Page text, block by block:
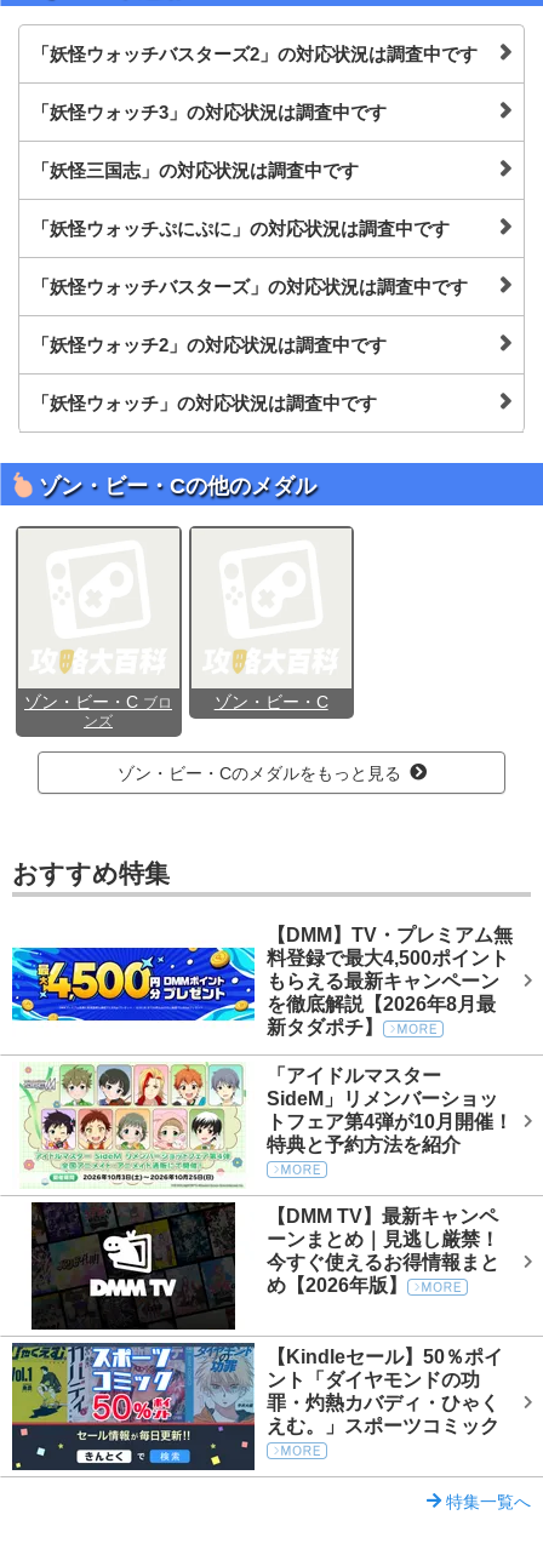
「妖怪ウォッチバスターズ2」の対応状況は調査中です
「妖怪ウォッチ3」の対応状況は調査中です
「妖怪三国志」の対応状況は調査中です
「妖怪ウォッチぷにぷに」の対応状況は調査中です
「妖怪ウォッチバスターズ」の対応状況は調査中です
「妖怪ウォッチ2」の対応状況は調査中です
「妖怪ウォッチ」の対応状況は調査中です
ゾン・ビー・Cの他のメダル
ゾン・ビー・C ブロ
ンズ
ゾン・ビー・C
ゾン・ビー・Cのメダルをもっと見る
おすすめ特集
【DMM】TV・プレミアム無
料登録で最大4,500ポイント
もらえる最新キャンペーン
を徹底解説【2026年8月最
新タダポチ】
「アイドルマスター
SideM」リメンバーショッ
トフェア第4弾が10月開催！
特典と予約方法を紹介
【DMM TV】最新キャンペ
ーンまとめ｜見逃し厳禁！
今すぐ使えるお得情報まと
め【2026年版】
【Kindleセール】50％ポイ
ント「ダイヤモンドの功
罪・灼熱カバディ・ひゃく
えむ。」スポーツコミック
特集一覧へ